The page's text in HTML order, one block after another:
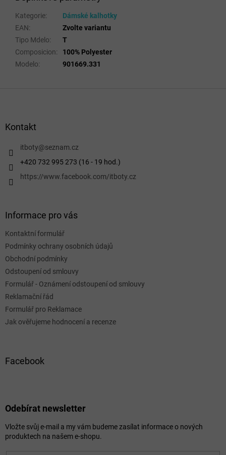
Kategorie:
Dámské kalhotky
EAN:
Zvolte variantu
Tipo Mdelo:
T
Composicion:
100% Polyester
Modelo: 901669.331
Kontakt
itboty@seznam.cz
+420 732 995 273 (16 - 19 hod.)
https://www.facebook.com/itboty.cz
Informace pro vás
Kontaktní formulář
Podmínky ochrany osobních údajů
Obchodní podmínky
Odstoupení od smlouvy
Formulář - Oznámení odstoupení od smlouvy
Reklamační řád
Formulář pro Reklamace
Jak ověřujeme hodnocení a recenze
Facebook
Odebírat newsletter
Vložte svůj e-mail a my vám budeme zasílat informace o nových
produktech na našem e-shopu.